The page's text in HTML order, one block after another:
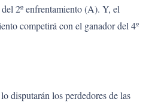
2º enfrentamiento (A). Y, el
competirá con el ganador del 4º
lo disputarán los perdedores de las